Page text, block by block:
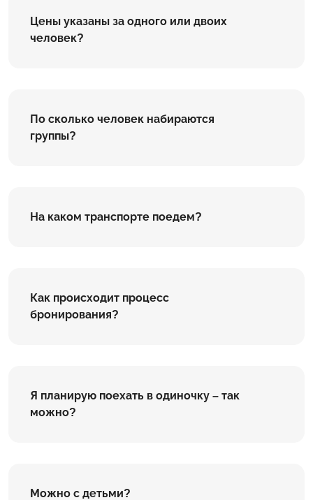
Цены указаны за одного или двоих
человек?
По сколько человек набираются
группы?
На каком транспорте поедем?
Как происходит процесс
бронирования?
Я планирую поехать в одиночку – так
можно?
Можно с детьми?